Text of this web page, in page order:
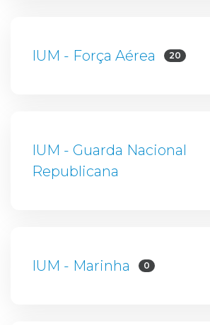
IUM - Força Aérea 20
IUM - Guarda Nacional
Republicana
IUM - Marinha 0